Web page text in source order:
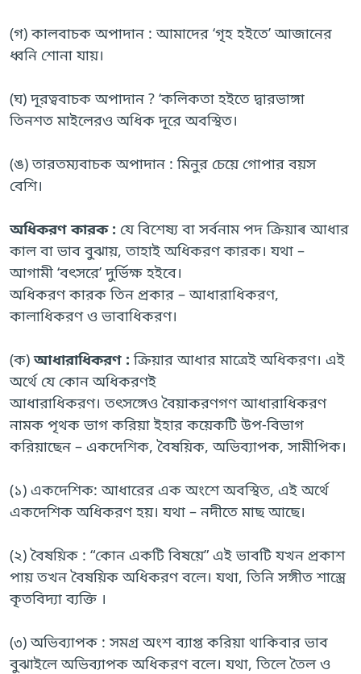
(গ) কালবাচক অপাদান : আমাদের ‘গৃহ হইতে’ আজানের
ধ্বনি শোনা যায়।
(ঘ) দূরত্ববাচক অপাদান ? ‘কলিকতা হইতে দ্বারভাঙ্গা
তিনশত মাইলেরও অধিক দূরে অবস্থিত।
(ঙ) তারতম্যবাচক অপাদান : মিনুর চেয়ে গোপার বয়স
বেশি।
অধিকরণ কারক : যে বিশেষ্য বা সর্বনাম পদ ক্রিয়াৰ আধার
কাল বা ভাব বুঝায়, তাহাই অধিকরণ কারক। যথা –
আগামী ‘বৎসরে’ দুর্ভিক্ষ হইবে।
অধিকরণ কারক তিন প্রকার – আধারাধিকরণ,
কালাধিকরণ ও ভাবাধিকরণ।
(ক)আধারাধিকরণ : ক্রিয়ার আধার মাত্রেই অধিকরণ। এই
অর্থে যে কোন অধিকরণই
আধারাধিকরণ। তৎসঙ্গেও বৈয়াকরণগণ আধারাধিকরণ
নামক পৃথক ভাগ করিয়া ইহার কয়েকটি উপ-বিভাগ
করিয়াছেন – একদেশিক, বৈষয়িক, অভিব্যাপক, সামীপিক।
(১) একদেশিক: আধারের এক অংশে অবস্থিত, এই অর্থে
একদেশিক অধিকরণ হয়। যথা – নদীতে মাছ আছে।
(২) বৈষয়িক : “কোন একটি বিষয়ে” এই ভাবটি যখন প্রকাশ
পায় তখন বৈষয়িক অধিকরণ বলে। যথা, তিনি সঙ্গীত শাস্ত্রে
কৃতবিদ্যা ব্যক্তি ।
(৩) অভিব্যাপক : সমগ্র অংশ ব্যাপ্ত করিয়া থাকিবার ভাব
বুঝাইলে অভিব্যাপক অধিকরণ বলে। যথা, তিলে তৈল ও